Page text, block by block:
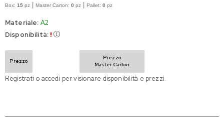
Box: 15 pz Master Carton: 0 pz Pallet: 0 pz
Materiale: A2
Disponibilità: !
Prezzo
Prezzo
Master Carton
Registrati o accedi per visionare disponibilità e prezzi.